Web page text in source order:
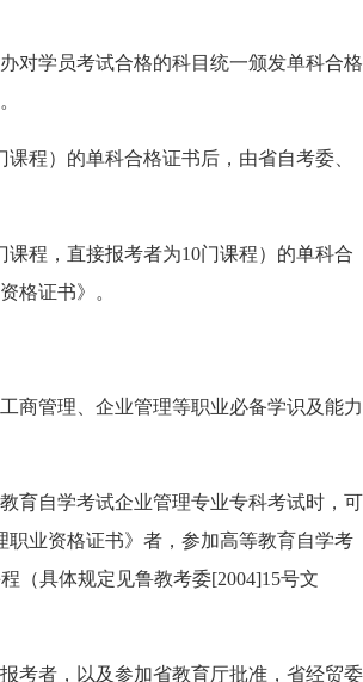
学员考试合格的科目统一颁发单科合格
程）的单科合格证书后，由省自考委、
程，直接报考者为10门课程）的单科合
格证书》。
管理、企业管理等职业必备学识及能力
自学考试企业管理专业专科考试时，可
业资格证书》者，参加高等教育自学考
（具体规定见鲁教考委[2004]15号文
者，以及参加省教育厅批准，省经贸委